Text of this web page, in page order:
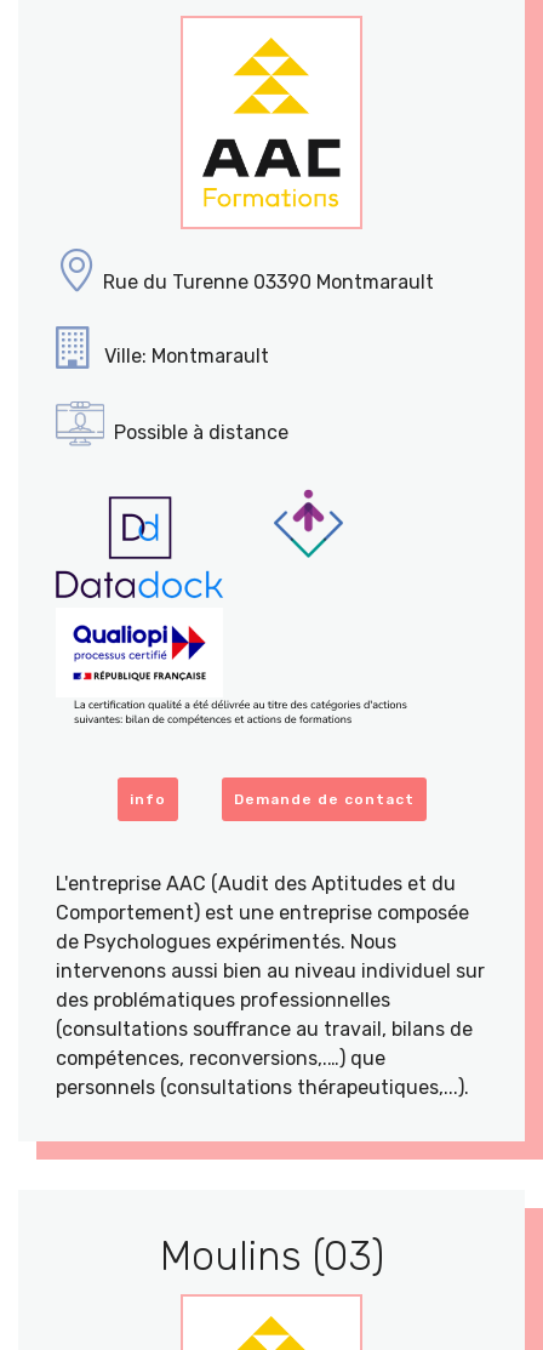
Rue du Turenne 03390 Montmarault
Ville: Montmarault
Possible à distance
info Demande de contact
L'entreprise AAC (Audit des Aptitudes et du
Comportement) est une entreprise composée
de Psychologues expérimentés. Nous
intervenons aussi bien au niveau individuel sur
des problématiques professionnelles
(consultations souffrance au travail, bilans de
compétences, reconversions,.…) que
personnels (consultations thérapeutiques,...).
Moulins (03)